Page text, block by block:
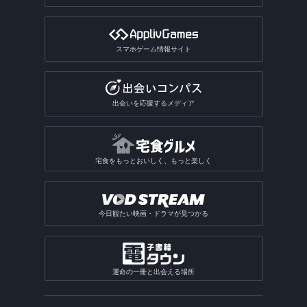
3Dサンドボックスアプリ
クラロワ系対戦ゲームアプリ
バイト探しアプリ
インターンアプリ
人材派遣求人情報アプリ
四柱推命アプリ
動物占いアプリ
おみくじアプリ
公営ギャンブルアプリ
テレビアプリ
テレビアプリ総合
TV番組表アプリ
テレビリモコンアプリ
オタクアプリ総合
動画分割アプリ
動画に文字を入れるアプリ
写真を動画にするアプリ
動画を写真にするアプリ
スマホゲーム情報サイト
出会いを応援するメディア
宅食をもっとおいしく、もっと楽しく
今日観たい映画・ドラマが見つかる
運命の一冊と出会える場所